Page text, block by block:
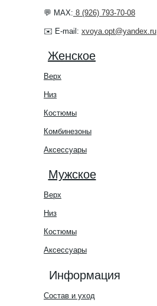
Состав и уход
Мужское
Информация
Аксессуары
Комбинезоны
Костюмы
Низ
Верх
Верх
Низ
Костюмы
Аксессуары
✉️ E-mail: xvoya.opt@yandex.ru
💬 MAX: 8 (926) 793-70-08
Женское